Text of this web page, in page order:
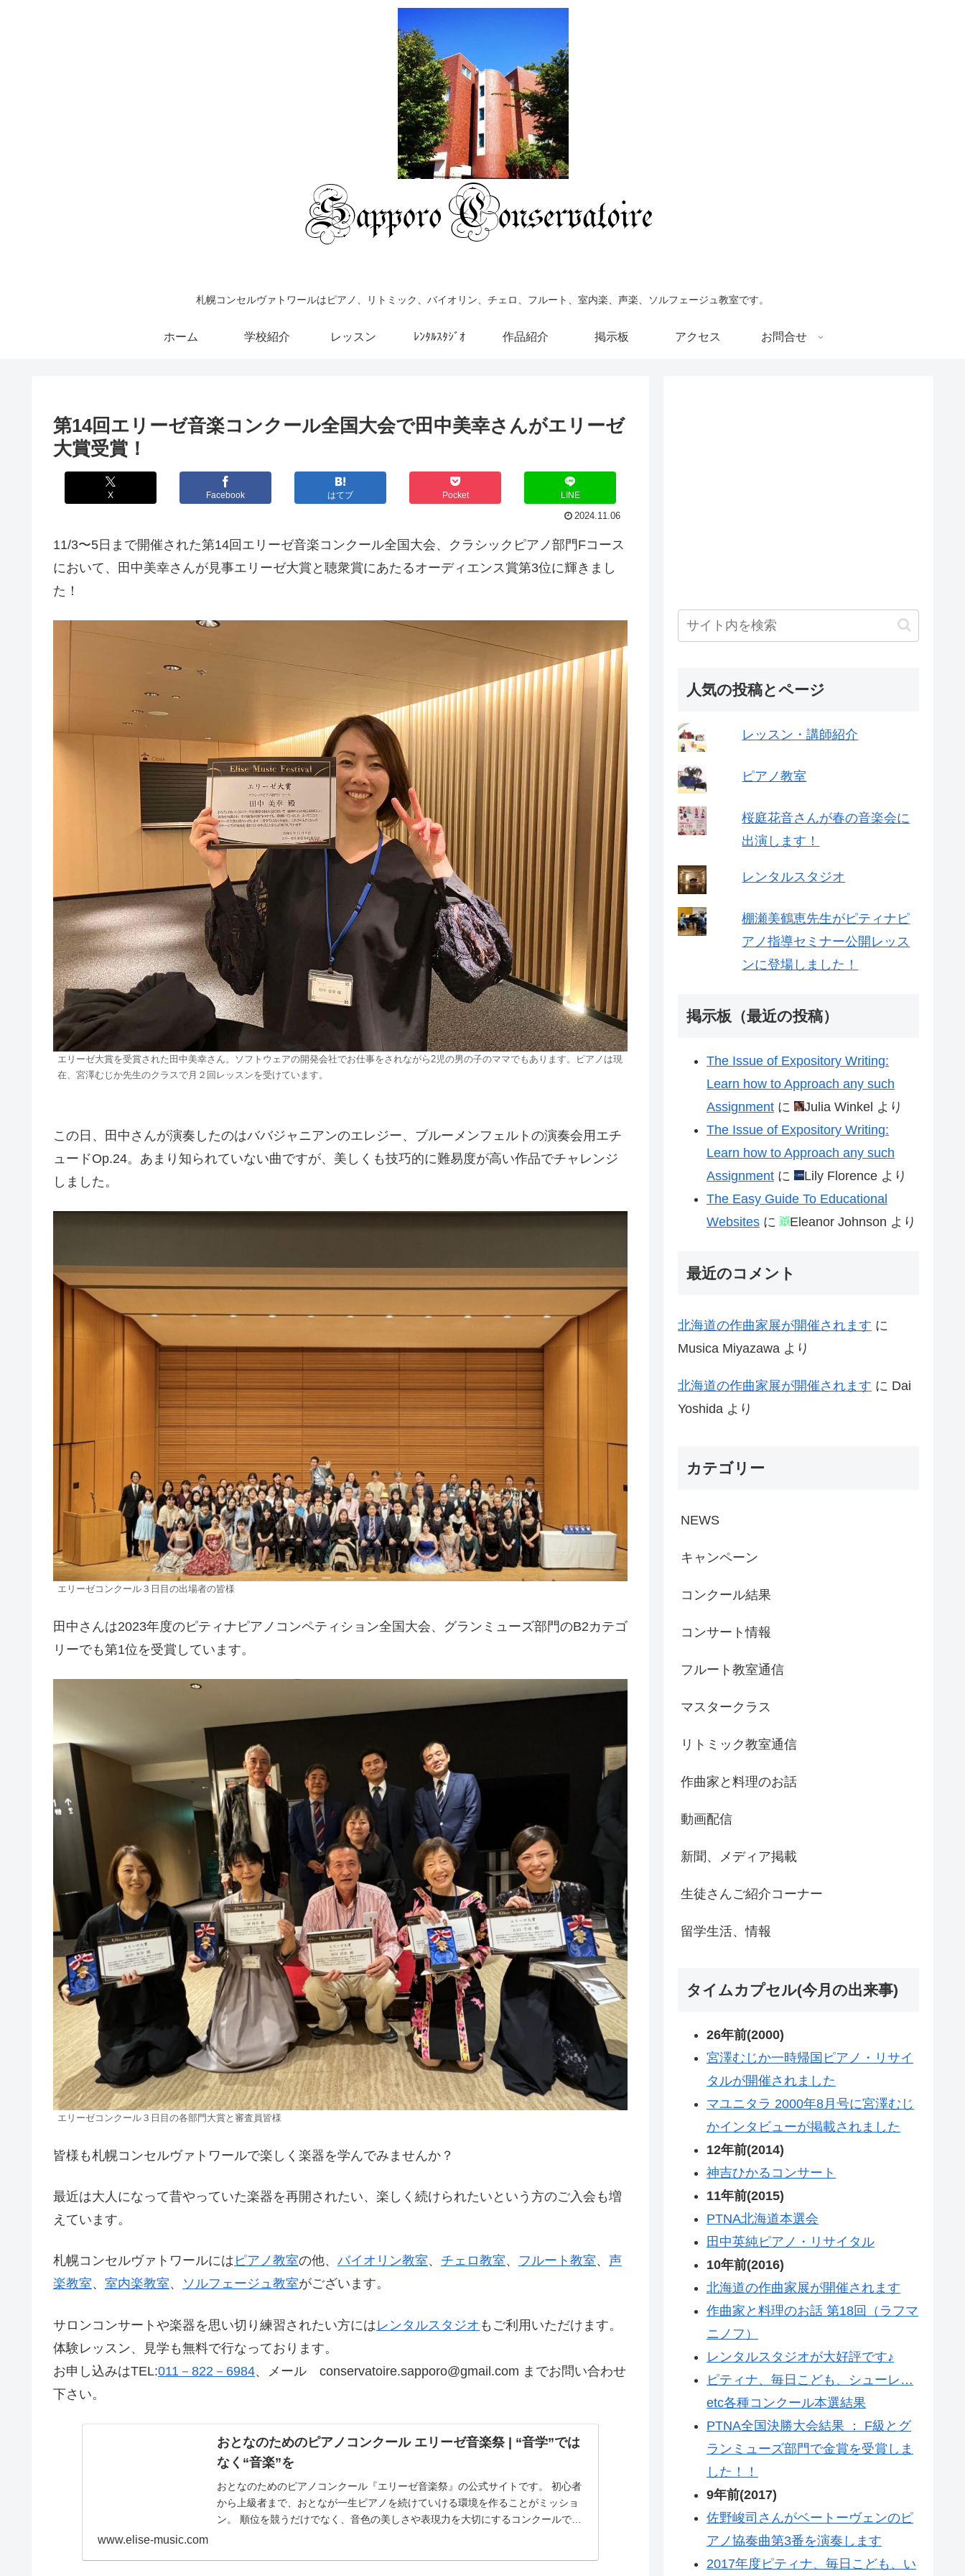
札幌コンセルヴァトワールはピアノ、リトミック、バイオリン、チェロ、フルート、室内楽、声楽、ソルフェージュ教室です。
ホーム 学校紹介 レッスン ﾚﾝﾀﾙｽﾀｼﾞｵ 作品紹介 掲示板 アクセス お問合せ
第14回エリーゼ音楽コンクール全国大会で田中美幸さんがエリーゼ
大賞受賞！
X Facebook はてブ Pocket LINE
2024.11.06
11/3〜5日まで開催された第14回エリーゼ音楽コンクール全国大会、クラシックピアノ部門Fコース
において、田中美幸さんが見事エリーゼ大賞と聴衆賞にあたるオーディエンス賞第3位に輝きまし
た！
エリーゼ大賞を受賞された田中美幸さん。ソフトウェアの開発会社でお仕事をされながら2児の男の子のママでもあります。ピアノは現
在、宮澤むじか先生のクラスで月２回レッスンを受けています。
この日、田中さんが演奏したのはババジャニアンのエレジー、ブルーメンフェルトの演奏会用エチ
ュードOp.24。あまり知られていない曲ですが、美しくも技巧的に難易度が高い作品でチャレンジ
しました。
エリーゼコンクール３日目の出場者の皆様
田中さんは2023年度のピティナピアノコンペティション全国大会、グランミューズ部門のB2カテゴ
リーでも第1位を受賞しています。
エリーゼコンクール３日目の各部門大賞と審査員皆様
皆様も札幌コンセルヴァトワールで楽しく楽器を学んでみませんか？
最近は大人になって昔やっていた楽器を再開されたい、楽しく続けられたいという方のご入会も増
えています。
札幌コンセルヴァトワールには ピアノ教室の他、 バイオリン教室、 チェロ教室、 フルート教室、 声
楽教室、 室内楽教室、 ソルフェージュ教室がございます。
サロンコンサートや楽器を思い切り練習されたい方にはレンタルスタジオ もご利用いただけます。
体験レッスン、見学も無料で行なっております。
お申し込みはTEL:011－822－6984、メール conservatoire.sapporo@gmail.com までお問い合わせ
下さい。
おとなのためのピアノコンクール エリーゼ音楽祭 | “音学”では
なく“音楽”を
おとなのためのピアノコンクール『エリーゼ音楽祭』の公式サイトです。 初心者
から上級者まで、おとなが一生ピアノを続けていける環境を作ることがミッショ
ン。 順位を競うだけでなく、音色の美しさや表現力を大切にするコンクールで
www.elise-music.com
人気の投稿とページ
レッスン・講師紹介
ピアノ教室
桜庭花音さんが春の音楽会に
出演します！
レンタルスタジオ
棚瀬美鶴恵先生がピティナピ
アノ指導セミナー公開レッス
ンに登場しました！
掲示板（最近の投稿）
The Issue of Expository Writing:
Learn how to Approach any such
Assignment に Julia Winkel より
The Issue of Expository Writing:
Learn how to Approach any such
Assignment に Lily Florence より
The Easy Guide To Educational
Websites に Eleanor Johnson より
最近のコメント
北海道の作曲家展が開催されます に
Musica Miyazawa より
北海道の作曲家展が開催されます に Dai
Yoshida より
カテゴリー
NEWS
キャンペーン
コンクール結果
コンサート情報
フルート教室通信
マスタークラス
リトミック教室通信
作曲家と料理のお話
動画配信
新聞、メディア掲載
生徒さんご紹介コーナー
留学生活、情報
タイムカプセル(今月の出来事)
26年前(2000)
宮澤むじか一時帰国ピアノ・リサイ
タルが開催されました
マユニタラ 2000年8月号に宮澤むじ
かインタビューが掲載されました
12年前(2014)
神吉ひかるコンサート
11年前(2015)
PTNA北海道本選会
田中英純ピアノ・リサイタル
10年前(2016)
北海道の作曲家展が開催されます
作曲家と料理のお話 第18回（ラフマ
ニノフ）
レンタルスタジオが大好評です♪
ピティナ、毎日こども、シューレ…
etc各種コンクール本選結果
PTNA全国決勝大会結果 ： F級とグ
ランミューズ部門で金賞を受賞しま
した！！
9年前(2017)
佐野峻司さんがベートーヴェンのピ
アノ協奏曲第3番を演奏します
2017年度ピティナ、毎日こども、い